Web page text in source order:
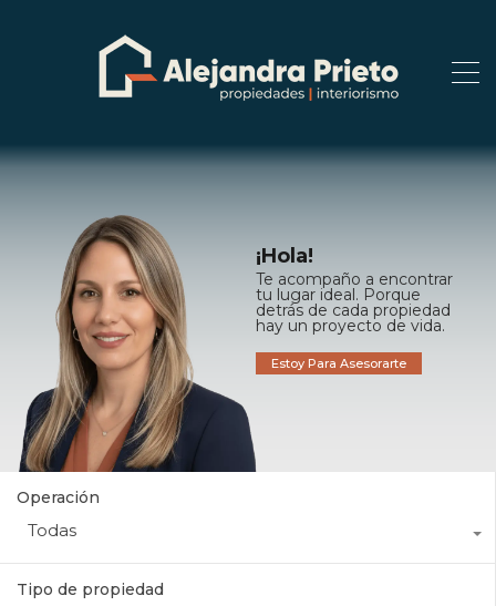
¡Hola!
Te acompaño a encontrar
tu lugar ideal. Porque
detrás de cada propiedad
hay un proyecto de vida.
Estoy Para Asesorarte
Operación
Todas
Tipo de propiedad